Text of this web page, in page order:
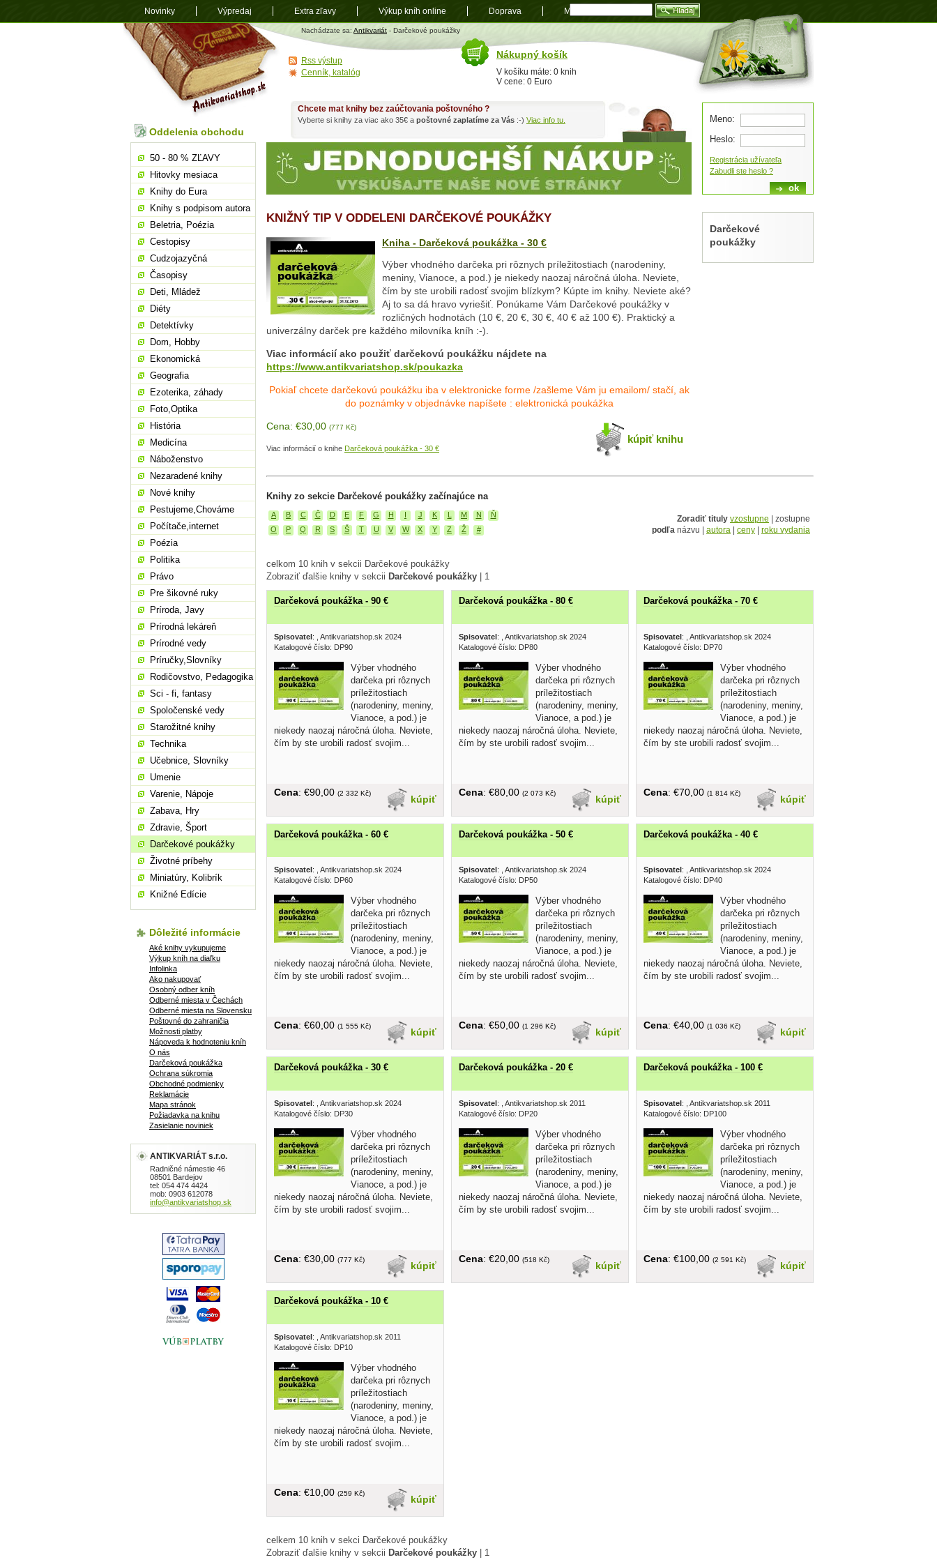
Antikvariát
shop.sk
Nachádzate sa: Antikvariát - Darčekové poukážky
KNIŽNÝ TIP V ODDELENI DARČEKOVÉ POUKÁŽKY
Kniha - Darčeková poukážka - 30 €
Výber vhodného darčeka pri rôznych príležitostiach (narodeniny,
meniny, Vianoce, a pod.) je niekedy naozaj náročná úloha. Neviete,
čím by ste urobili radosť svojim blízkym? Kúpte im knihy. Neviete aké?
Aj to sa dá hravo vyriešiť. Ponúkame Vám Darčekové poukážky v
rozličných hodnotách (10 €, 20 €, 30 €, 40 € až 100 €). Praktický a
univerzálny darček pre každého milovníka kníh :-).
Viac informácií ako použiť darčekovú poukážku nájdete na
https://www.antikvariatshop.sk/poukazka
Pokiaľ chcete darčekovú poukážku iba v elektronicke forme /zašleme Vám ju emailom/ stačí, ak
do poznámky v objednávke napíšete : elektronická poukážka
kúpiť knihu
Cena: €30,00 (777 Kč)
Viac informácií o knihe Darčeková poukážka - 30 €
Darčekové
poukážky
Knihy zo sekcie Darčekové poukážky začínajúce na
A B C Č D E F G H I J K L M N
Ň
O
P Q R S Š T U V W X Y Z Ž #
Zoradiť tituly vzostupne | zostupne
podľa názvu | autora ceny roku vydania
celkom 10 knih v sekcii Darčekové poukážky
Zobraziť ďalšie knihy v sekcii Darčekové poukážky 1
Darčeková poukážka - 90 €
Spisovatel:
, Antikvariatshop.sk 2024
Katalogové číslo: DP90
Výber vhodného
darčeka pri rôznych
príležitostiach
(narodeniny, meniny,
Vianoce, a pod.) je
niekedy naozaj náročná úloha. Neviete,
čím by ste urobili radosť svojim...
kúpiť
Cena: €90,00 (2 332 Kč)
Darčeková poukážka - 80 €
Spisovatel:
, Antikvariatshop.sk 2024
Katalogové číslo: DP80
Výber vhodného
darčeka pri rôznych
príležitostiach
(narodeniny, meniny,
Vianoce, a pod.) je
niekedy naozaj náročná úloha. Neviete,
čím by ste urobili radosť svojim...
kúpiť
Cena: €80,00 (2 073 Kč)
Darčeková poukážka - 70 €
Spisovatel:
, Antikvariatshop.sk 2024
Katalogové číslo: DP70
Výber vhodného
darčeka pri rôznych
príležitostiach
(narodeniny, meniny,
Vianoce, a pod.) je
niekedy naozaj náročná úloha. Neviete,
čím by ste urobili radosť svojim...
kúpiť
Cena: €70,00 (1 814 Kč)
Darčeková poukážka - 60 €
Spisovatel : , Antikvariatshop.sk 2024
Katalogové číslo: DP60
Výber vhodného
darčeka pri rôznych
príležitostiach
(narodeniny, meniny,
Vianoce, a pod.) je
niekedy naozaj náročná úloha. Neviete,
čím by ste urobili radosť svojim...
kúpiť
Cena: €60,00 (1 555 Kč)
Darčeková poukážka - 50 €
Spisovatel : , Antikvariatshop.sk 2024
Katalogové číslo: DP50
Výber vhodného
darčeka pri rôznych
príležitostiach
(narodeniny, meniny,
Vianoce, a pod.) je
niekedy naozaj náročná úloha. Neviete,
čím by ste urobili radosť svojim...
kúpiť
Cena: €50,00 (1 296 Kč)
Darčeková poukážka - 40 €
Spisovatel : , Antikvariatshop.sk 2024
Katalogové číslo: DP40
Výber vhodného
darčeka pri rôznych
príležitostiach
(narodeniny, meniny,
Vianoce, a pod.) je
niekedy naozaj náročná úloha. Neviete,
čím by ste urobili radosť svojim...
kúpiť
Cena: €40,00 (1 036 Kč)
Darčeková poukážka - 30 €
Spisovatel:
, Antikvariatshop.sk 2024
Katalogové číslo: DP30
Výber vhodného
darčeka pri rôznych
príležitostiach
(narodeniny, meniny,
Vianoce, a pod.) je
niekedy naozaj náročná úloha. Neviete,
čím by ste urobili radosť svojim...
kúpiť
Cena: €30,00 (777 Kč)
Darčeková poukážka - 20 €
Spisovatel:
, Antikvariatshop.sk 2011
Katalogové číslo: DP20
Výber vhodného
darčeka pri rôznych
príležitostiach
(narodeniny, meniny,
Vianoce, a pod.) je
niekedy naozaj náročná úloha. Neviete,
čím by ste urobili radosť svojim...
kúpiť
Cena: €20,00 (518 Kč)
Darčeková poukážka - 100 €
Spisovatel:
, Antikvariatshop.sk 2011
Katalogové číslo: DP100
Výber vhodného
darčeka pri rôznych
príležitostiach
(narodeniny, meniny,
Vianoce, a pod.) je
niekedy naozaj náročná úloha. Neviete,
čím by ste urobili radosť svojim...
kúpiť
Cena: €100,00 (2 591 Kč)
Darčeková poukážka - 10 €
Spisovatel:
, Antikvariatshop.sk 2011
Katalogové číslo: DP10
Výber vhodného
darčeka pri rôznych
príležitostiach
(narodeniny, meniny,
Vianoce, a pod.) je
niekedy naozaj náročná úloha. Neviete,
čím by ste urobili radosť svojim...
kúpiť
Cena: €10,00 (259 Kč)
celkem 10 knih v sekci Darčekové poukážky
Zobraziť ďalšie knihy v sekcii Darčekové poukážky 1
Chcete mat knihy bez zaúčtovania poštovného ?
Vyberte si knihy za viac ako 35€ a poštovné zaplatíme za Vás :-) Viac info tu.
Oddelenia obchodu
50 - 80 % ZĽAVY
Hitovky mesiaca
Knihy do Eura
Knihy s podpisom autora
Beletria, Poézia
Cestopisy
Cudzojazyčná
Časopisy
Deti, Mládež
Diéty
Detektívky
Dom, Hobby
Ekonomická
Geografia
Ezoterika, záhady
Foto,Optika
História
Medicína
Náboženstvo
Nezaradené knihy
Nové knihy
Pestujeme,Chováme
Počítače,internet
Poézia
Politika
Právo
Pre šikovné ruky
Príroda, Javy
Prírodná lekáreň
Prírodné vedy
Príručky,Slovníky
Rodičovstvo, Pedagogika
Sci - fi, fantasy
Spoločenské vedy
Starožitné knihy
Technika
Učebnice, Slovníky
Umenie
Varenie, Nápoje
Zabava, Hry
Zdravie, Šport
Darčekové poukážky
Životné príbehy
Miniatúry, Kolibrík
Knižné Edície
Dôležité informácie
Aké knihy vykupujeme
Výkup kníh na diaľku
Infolinka
Ako nakupovať
Osobný odber kníh
Odberné miesta v Čechách
Odberné miesta na Slovensku
Poštovné do zahraničia
Možnosti platby
Nápoveda k hodnoteniu kníh
O nás
Darčeková poukážka
Ochrana súkromia
Obchodné podmienky
Reklamácie
Mapa stránok
Požiadavka na knihu
Zasielanie noviniek
ANTIKVARIÁT s.r.o.
Radničné námestie 46
08501 Bardejov
tel: 054 474 4424
mob: 0903 612078
info@antikvariatshop.sk
Meno:
Heslo:
Registrácia užívateľa
Zabudli ste heslo ?
Nákupný košík
V košíku máte: 0 knih
V cene: 0 Euro
Rss výstup
Cenník, katalóg
Novinky Výpredaj Extra zľavy Výkup kníh online Doprava Mapa